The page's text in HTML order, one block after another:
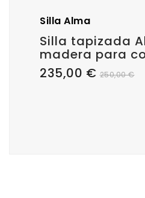
Silla Alma
Silla tapizada
madera para
Precio
235,00 € 250,00 €